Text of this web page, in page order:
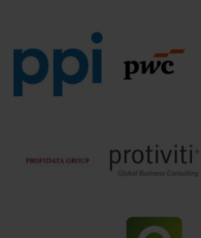
marketing
intelligence
GmbH
PASS Consulting
Group
Pricewaterhouse
GmbH